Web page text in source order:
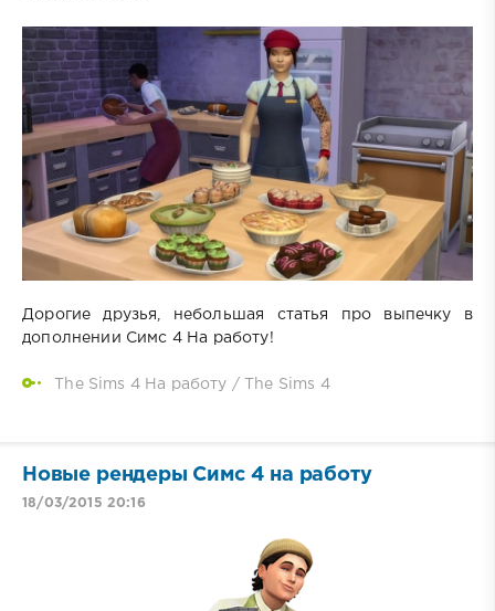
Дорогие друзья, небольшая статья про выпечку в
дополнении Симс 4 На работу!
The Sims 4 На работу / The Sims 4
Новые рендеры Симс 4 на работу
18/03/2015 20:16